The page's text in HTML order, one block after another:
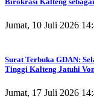
Jumat, 10 Juli 2026
Surat Terbuka GDAN:
Tinggi Kalteng Jatuhi
Jumat, 17 Juli 2026